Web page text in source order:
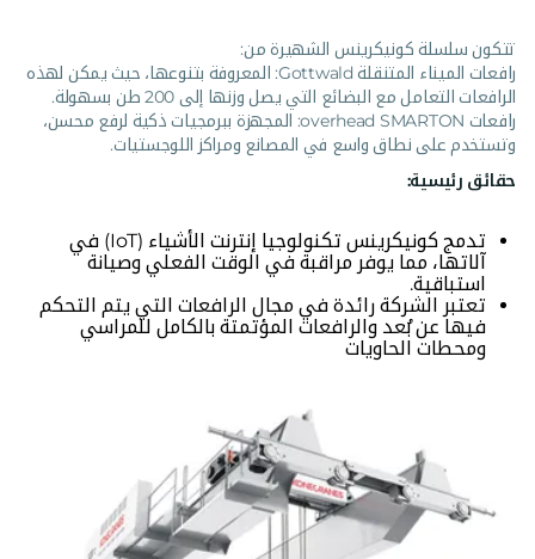
تتكون سلسلة كونيكرينس الشهيرة من:
رافعات الميناء المتنقلة Gottwald: المعروفة بتنوعها، حيث يمكن لهذه
الرافعات التعامل مع البضائع التي يصل وزنها إلى 200 طن بسهولة.
رافعات overhead SMARTON: المجهزة ببرمجيات ذكية لرفع محسن،
وتستخدم على نطاق واسع في المصانع ومراكز اللوجستيات.
حقائق رئيسية:
تدمج كونيكرينس تكنولوجيا إنترنت الأشياء (IoT) في
آلاتها، مما يوفر مراقبة في الوقت الفعلي وصيانة
استباقية.
تعتبر الشركة رائدة في مجال الرافعات التي يتم التحكم
فيها عن بُعد والرافعات المؤتمتة بالكامل للمراسي
ومحطات الحاويات